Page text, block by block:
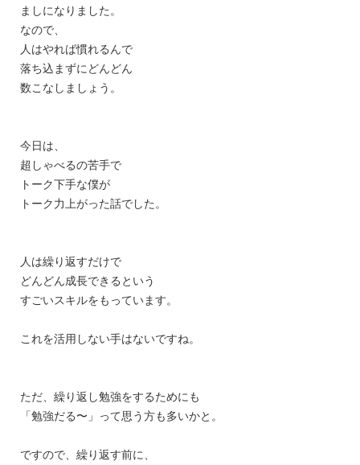
ましになりました。
なので、
人はやれば慣れるんで
落ち込まずにどんどん
数こなしましょう。
今日は、
超しゃべるの苦手で
トーク下手な僕が
トーク力上がった話でした。
人は繰り返すだけで
どんどん成長できるという
すごいスキルをもっています。
これを活用しない手はないですね。
ただ、繰り返し勉強をするためにも
「勉強だる〜」って思う方も多いかと。
ですので、繰り返す前に、